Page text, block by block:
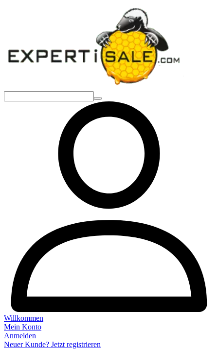
Willkommen
Mein Konto
Anmelden
Neuer Kunde? Jetzt registrieren